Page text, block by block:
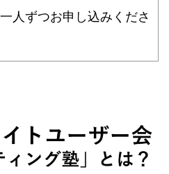
人ずつお申し込みくださ